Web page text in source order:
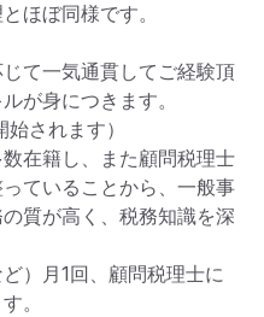
ほぼ同様です。
て一気通貫してご経験頂
が身につきます。
されます）
在籍し、また顧問税理士
っていることから、一般事
質が高く、税務知識を深
）月1回、顧問税理士に
。